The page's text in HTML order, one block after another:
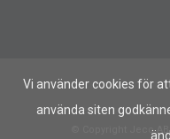
Vi använder cookies för
använda siten
© Copyright Jeco